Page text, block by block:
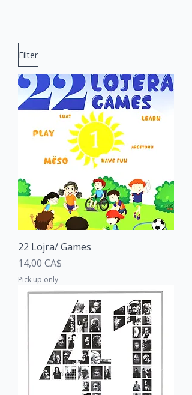
Filter
22 Lojra/ Games
Price
14,00 CA$
Pick up only